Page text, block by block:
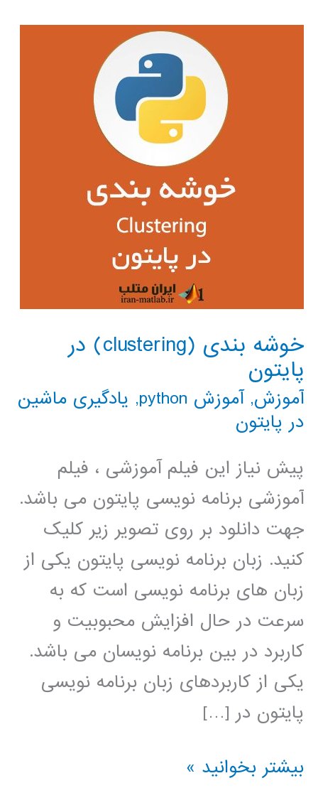
خوشه بندی (clustering) در
پایتون
آموزش,آموزش python , یادگیری ماشین
در پایتون
پیش نیاز این فیلم آموزشی ، فیلم
آموزشی برنامه نویسی پایتون می باشد.
جهت دانلود بر روی تصویر زیر کلیک
کنید. زبان برنامه نویسی پایتون یکی از
زبان های برنامه نویسی است که به
سرعت در حال افزایش محبوبیت و
کاربرد در بین برنامه نویسان می باشد.
یکی از کاربردهای زبان برنامه نویسی
پایتون در […]
خوشه
بیشتر بخوانید »